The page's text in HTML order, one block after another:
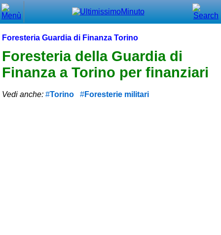
Foresteria Guardia di Finanza Torino
Foresteria della Guardia di
Finanza a Torino per finanziari
Vedi anche: Torino Foresterie militari
Menù principale
⌂ Home
🕐 Last Minute
🕐 First Minute